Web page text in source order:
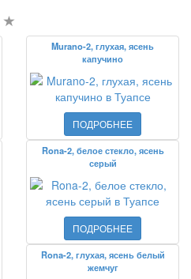
Murano-2, глухая, ясень
капучино
ПОДРОБНЕЕ
Rona-2, белое стекло, ясень
серый
ПОДРОБНЕЕ
Rona-2, глухая, ясень белый
жемчуг